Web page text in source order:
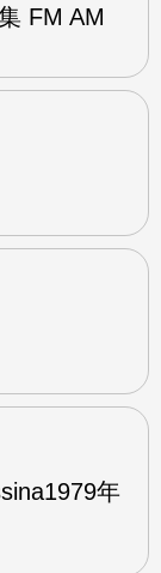
FM AM
年